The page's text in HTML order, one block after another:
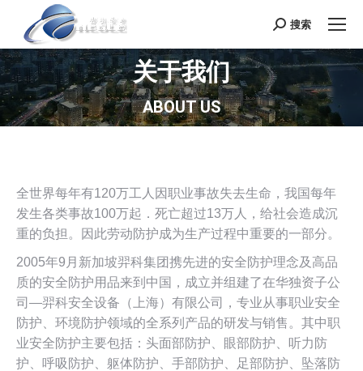
Search:
搜索
关于我们
ABOUT US
您在这里：
全世界每年有120万工人因职业事故失去生命，我国每年
发生各类事故100万起．死亡超过13万人，给社会造成沉
重的负担。因此劳动防护成为生产过程中重要的一部分。
2005年9月新加坡羿科集团携先进的安全防护理念及高品
质的安全防护用品来到中国，成立并组建了在华独资子公
司—羿科安全设备（上海）有限公司，专业从事职业安全
防护、环境防护领域的全系列产品的研发与销售。其中职
业安全防护主要包括：头面部防护、眼部防护、听力防
护、呼吸防护、躯体防护、手部防护、足部防护、坠落防